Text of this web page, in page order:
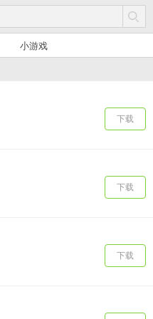
小游戏
下载
下载
下载